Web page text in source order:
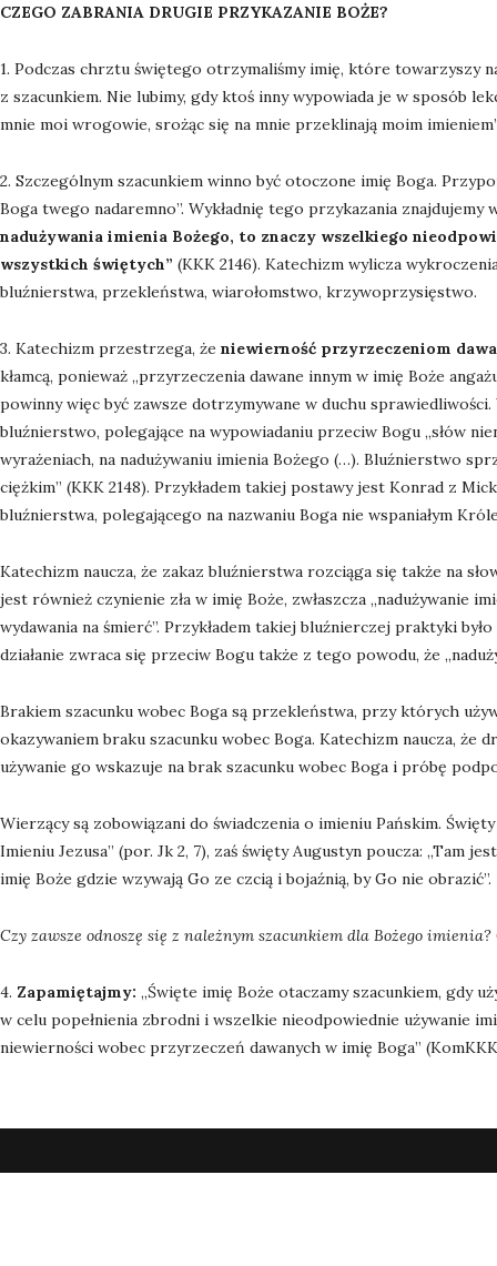
CZEGO ZABRANIA DRUGIE PRZYKAZANIE BOŻE?
1. Podczas chrztu świętego otrzymaliśmy imię, które towarzyszy
z szacunkiem. Nie lubimy, gdy ktoś inny wypowiada je w sposób
mnie moi wrogowie, srożąc się na mnie przeklinają moim
2. Szczególnym szacunkiem winno być otoczone imię Boga.
Boga twego nadaremno”. Wykładnię tego przykazania
nadużywania imienia Bożego, to znaczy wszelkiego
wszystkich świętych” (KKK 2146). Katechizm wylicza
bluźnierstwa, przekleństwa, wiarołomstwo, krzywoprzysięstwo.
3. Katechizm przestrzega, że niewierność przyrzeczeniom
kłamcą, ponieważ „przyrzeczenia dawane innym w imię Boże
powinny więc być zawsze dotrzymywane w duchu
bluźnierstwo, polegające na wypowiadaniu przeciw Bogu „słów
wyrażeniach, na nadużywaniu imienia Bożego (…). Bluźnierstwo
ciężkim” (KKK 2148). Przykładem takiej postawy jest Konrad z
bluźnierstwa, polegającego na nazwaniu Boga nie wspaniałym
Katechizm naucza, że zakaz bluźnierstwa rozciąga się także na
jest również czynienie zła w imię Boże, zwłaszcza
wydawania na śmierć”. Przykładem takiej bluźnierczej praktyki
działanie zwraca się przeciw Bogu także z tego powodu, że
Brakiem szacunku wobec Boga są przekleństwa, przy których
okazywaniem braku szacunku wobec Boga. Katechizm naucza, że
używanie go wskazuje na brak szacunku wobec Boga i próbę
Wierzący są zobowiązani do świadczenia o imieniu Pańskim.
Imieniu Jezusa” (por. Jk 2, 7), zaś święty Augustyn poucza: „Tam
imię Boże gdzie wzywają Go ze czcią i bojaźnią, by Go nie obrazić”.
Czy zawsze odnoszę się z należnym szacunkiem dla Bożego
4. Zapamiętajmy: „Święte imię Boże otaczamy szacunkiem, gdy
w celu popełnienia zbrodni i wszelkie nieodpowiednie używanie
niewierności wobec przyrzeczeń dawanych w imię Boga”